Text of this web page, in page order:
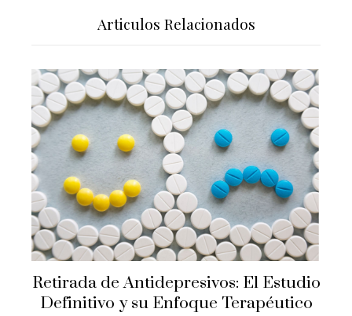
Articulos Relacionados
Retirada de Antidepresivos: El Estudio
Definitivo y su Enfoque Terapéutico